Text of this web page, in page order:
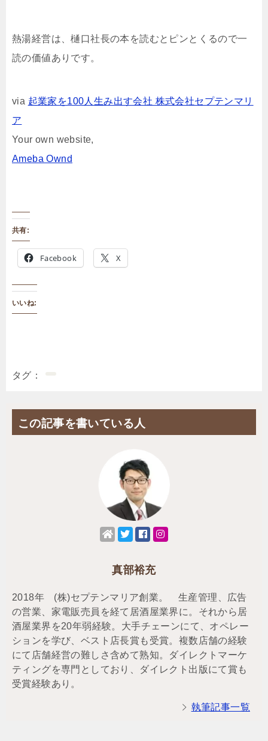
熱湯経営は、樋口社長の本を読むとピンとくるので一
読の価値ありです。
via 起業家を100人生み出す会社 株式会社セプテンマリ
ア
Your own website,
Ameba Ownd
共有:
Facebook X
いいね:
タグ
この記事を書いている人
真部裕充
2018年 (株)セプテンマリア創業。 生産管理、広告
の営業、家電販売員を経て居酒屋業界に。それから居
酒屋業界を20年弱経験。大手チェーンにて、オペレー
ションを学び、ベスト店長賞も受賞。複数店舗の経験
にて店舗経営の難しさ含めて熟知。ダイレクトマーケ
ティングを専門としており、ダイレクト出版にて賞も
受賞経験あり。
執筆記事一覧